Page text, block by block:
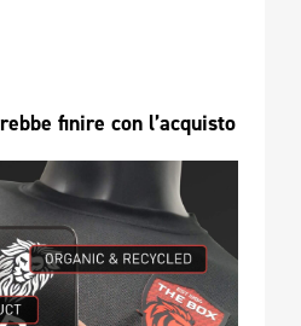
finire con l’acquisto